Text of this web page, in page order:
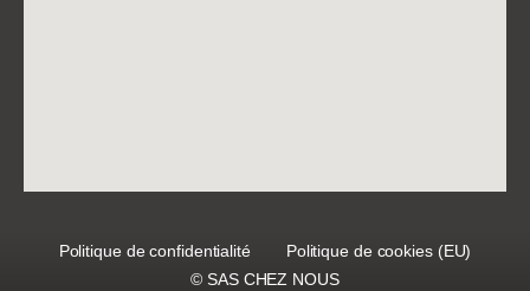
Politique de confidentialité
Politique de cookies (EU)
© SAS CHEZ NOUS